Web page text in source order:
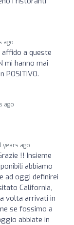
ago
affido a queste
mi hanno mai
ago
years ago
!! Insieme
abbiamo
ad oggi definirei
California,
volta arrivati in
se fossimo a
abbiate in